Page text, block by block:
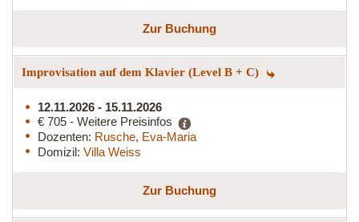
Zur Buchung
Improvisation auf dem Klavier (Level B + C)
12.11.2026 - 15.11.2026
€ 705 - Weitere Preisinfos
Dozenten: Rusche, Eva-Maria
Domizil: Villa Weiss
Zur Buchung